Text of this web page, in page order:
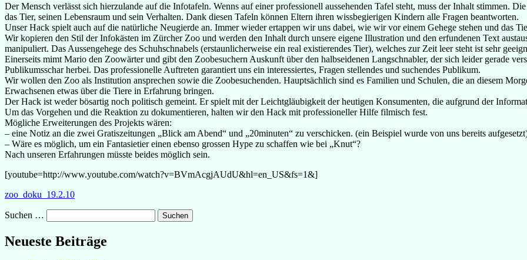
Der Mensch verlässt sich hierzulande auf die Infotafeln. Wenns auf einer professionell aussehenden Tafel steht, muss der Inhalt stimmen.
das Tier, seinen Lebensraum und sein Verhalten. Dank diesen Tafeln können Eltern ihren wissbegierigen Kindern alle Fragen beantworten.
Unser Hack spielt auch auf die natürliche Neugierde an. Immer wieder ertappen wir uns dabei, wie wir vor einem Gehege stehen und das
Wir kopieren den Stil der Infokästen im Zürcher Zoo und werden den Inhalt durch unsere eigene Illustration und den erfundenen Text
manipuliert. Das Aussengehege des Schuhschnabels (erstaunlicherweise ein real existierendes Tier), welches zur Zeit leer steht ist sehr
Einerseits mimt Mario den Zoowärter und gibt den Zoobesuchern Auskunft über den halbseidenen Langschnabler, der sich leider gerade
Publikumsschar herbei. Das professionelle Auftreten garantiert uns ein interessiertes, Fragen stellendes und suchendes Publikum.
Wir wollen den Zoo als Institution ansprechen sowie die Zoobesuchenden. Hauptsächlich sind es Familien und Schulen, die an diesem
Erwachsenen etwas über die Tiere in Erfahrung bringen.
Der Hack ist weder bösartig noch politisch gemeint. Er spielt mit der Leichtgläubigkeit der heutigen Konsumenten, die aufgrund der
Um das Vorgehen und die Reaktion zu dokumentieren, halten wir den Hack mit professioneller Hilfe filmisch fest.
Mögliche Erweiterungen des Projekts wären:
– eine Notiz an die zwei Gratiszeitungen „Blick am Abend“ und „20minuten“ zu verschicken. (ein Beispiel wurde von uns bereits
– Wäre es möglich, um ein Fantasietier einen ebenso grossen Hype zu schaffen wie bei „Knut“?
Nach unseren Erfahrungen müsste beides möglich sein.
[youtube=http://www.youtube.com/watch?v=BVmAcgjAUdU&hl=en_US&fs=1&]
zoo_doku_19.2.10
Suchen …
Neueste Beiträge